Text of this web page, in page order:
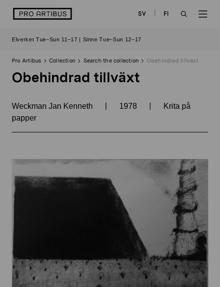
logo SV
FI
Elverket Tue–Sun 11–17 | Sinne Tue–Sun 12–17
Pro Artibus Collection Search the collection Obehindrad tillväxt
Obehindrad tillväxt
Weckman Jan Kenneth | 1978 |
Krita på
papper